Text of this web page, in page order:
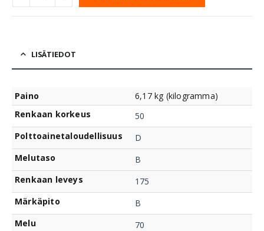
LISÄTIEDOT
Paino
6,17 kg (kilogramma)
Renkaan korkeus
50
Polttoainetaloudellisuus
D
Melutaso
B
Renkaan leveys
175
Märkäpito
B
Melu
70